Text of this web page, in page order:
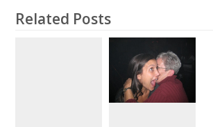
Related Posts